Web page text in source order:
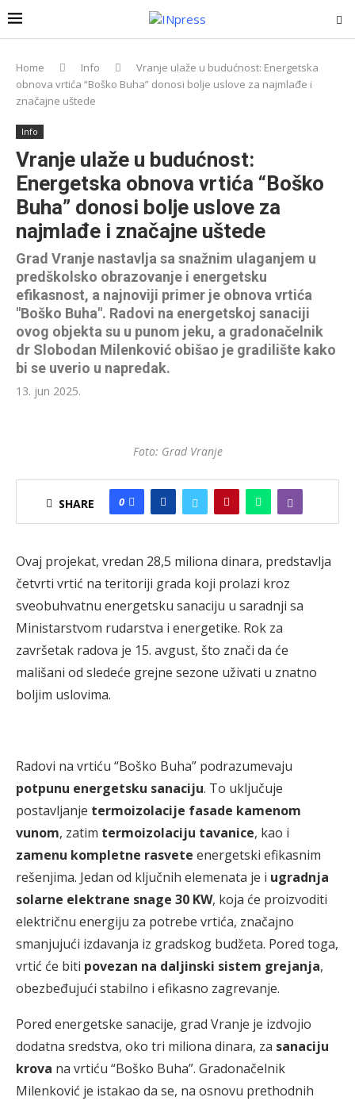
Home Info
Vranje ulaže u budućnost: Energetska
obnova vrtića “Boško Buha” donosi bolje uslove za najmlađe i
značajne uštede
Info
Vranje ulaže u budućnost:
Energetska obnova vrtića “Boško
Buha” donosi bolje uslove za
najmlađe i značajne uštede
Grad Vranje nastavlja sa snažnim ulaganjem u
predškolsko obrazovanje i energetsku
efikasnost, a najnoviji primer je obnova vrtića
"Boško Buha". Radovi na energetskoj sanaciji
ovog objekta su u punom jeku, a gradonačelnik
dr Slobodan Milenković obišao je gradilište kako
bi se uverio u napredak.
13. jun 2025.
Foto: Grad Vranje
SHARE 0
Ovaj projekat, vredan 28,5 miliona dinara, predstavlja
četvrti vrtić na teritoriji grada koji prolazi kroz
sveobuhvatnu energetsku sanaciju u saradnji sa
Ministarstvom rudarstva i energetike. Rok za
završetak radova je 15. avgust, što znači da će
mališani od sledeće grejne sezone uživati u znatno
boljim uslovima.
Radovi na vrtiću “Boško Buha” podrazumevaju
potpunu energetsku sanaciju. To uključuje
postavljanje termoizolacije fasade kamenom
vunom, zatim termoizolaciju tavanice, kao i
zamenu kompletne rasvete energetski efikasnim
rešenjima. Jedan od ključnih elemenata je i ugradnja
solarne elektrane snage 30 KW, koja će proizvoditi
električnu energiju za potrebe vrtića, značajno
smanjujući izdavanja iz gradskog budžeta. Pored toga,
vrtić će biti povezan na daljinski sistem grejanja,
obezbeđujući stabilno i efikasno zagrevanje.
Pored energetske sanacije, grad Vranje je izdvojio
dodatna sredstva, oko tri miliona dinara, za sanaciju
krova na vrtiću “Boško Buha”. Gradonačelnik
Milenković je istakao da se, na osnovu prethodnih